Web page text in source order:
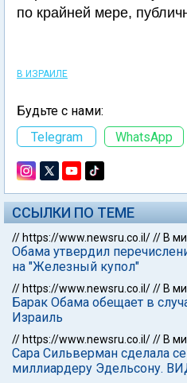
по крайней мере,
В ИЗРАИЛЕ
Будьте с нами:
Telegram
WhatsApp
ССЫЛКИ ПО ТЕМЕ
// https://www.newsru.co.il/// В
Обама утвердил
на "Железный купол"
// https://www.newsru.co.il/// В
Барак Обама обещает в
Израиль
// https://www.newsru.co.il/// В
Сара Сильверман сделала
миллиардеру Эдельсону.